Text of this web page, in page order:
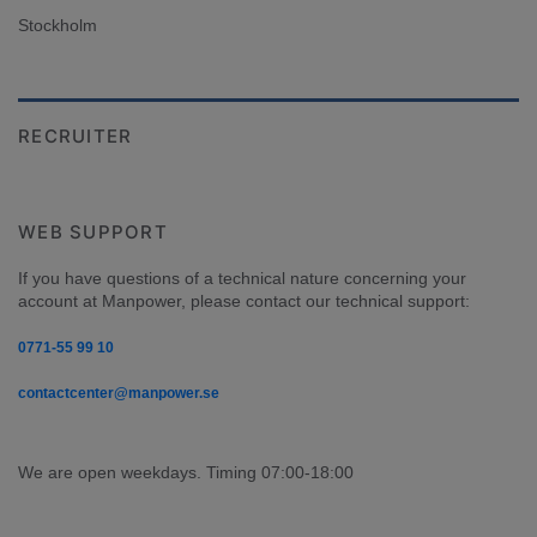
Stockholm
RECRUITER
WEB SUPPORT
If you have questions of a technical nature concerning your
account at Manpower, please contact our technical support:
0771-55 99 10
contactcenter@manpower.se
We are open weekdays. Timing 07:00-18:00